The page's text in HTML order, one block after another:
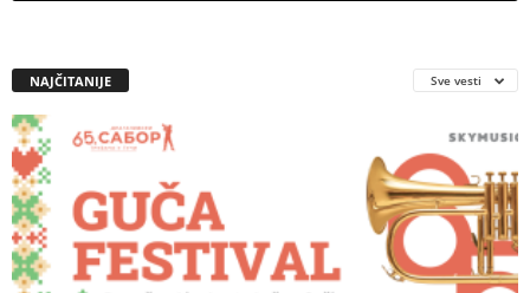
NAJČITANIJE Sve vesti